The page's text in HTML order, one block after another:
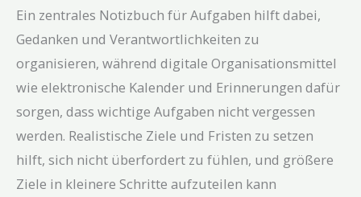
Ein zentrales Notizbuch für Aufgaben hilft dabei,
Gedanken und Verantwortlichkeiten zu
organisieren, während digitale Organisationsmittel
wie elektronische Kalender und Erinnerungen dafür
sorgen, dass wichtige Aufgaben nicht vergessen
werden. Realistische Ziele und Fristen zu setzen
hilft, sich nicht überfordert zu fühlen, und größere
Ziele in kleinere Schritte aufzuteilen kann